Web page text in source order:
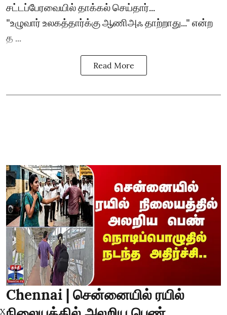
சட்டப்பேரவையில் தாக்கல் செய்தார்...
"உழுவார் உலகத்தார்க்கு ஆணிஅஃ தாற்றாது..." என்ற
த ...
Read More
Chennai | சென்னையில் ரயில்
X